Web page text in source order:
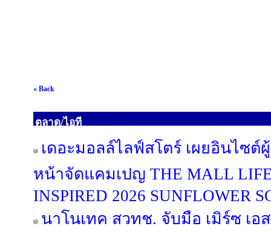
« Back
ตลาด/ไอที
เดอะมอลล์ไลฟ์สโตร์ เผยอินไซต์
หน้าจัดแคมเปญ THE MALL
INSPIRED 2026 SUNFLOWER
นาโนเทค สวทช. จับมือ เมิร์ซ เอ